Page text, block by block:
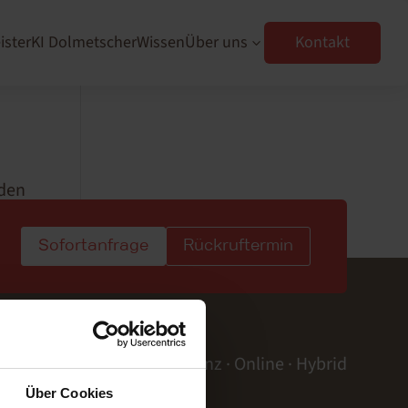
Über Cookies
Kontakt
3
Über uns
Wissen
KI Dolmetscher
Sofortanfrage Rückruftermin
| Präsenz · Online · Hybrid